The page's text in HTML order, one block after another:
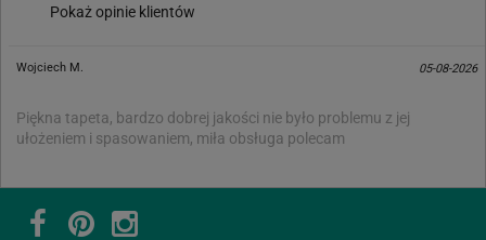
Pokaż opinie klientów
Wojciech M. 05-08-2026
Piękna tapeta, bardzo dobrej jakości nie było problemu z jej
ułożeniem i spasowaniem, miła obsługa polecam